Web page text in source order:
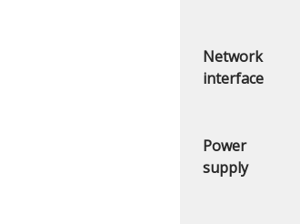
Network
interface
Power
supply